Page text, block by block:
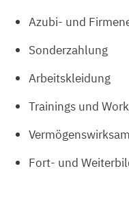
Azubi- und
Sonderzahlung
Arbeitskleidung
Trainings und
Fort- und